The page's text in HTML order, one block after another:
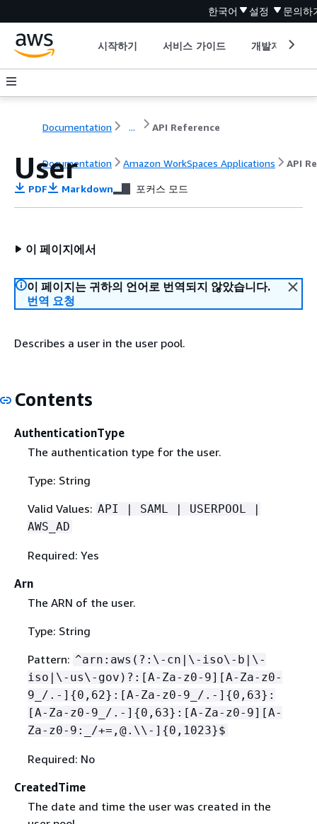
한국어 설정 문의하
시작하기 서비스 가이드 개발자 도구
Documentation ... API Reference
Documentation Amazon WorkSpaces Applications API
User
PDF Markdown 포커스 모드
이 페이지에서
이 페이지는 귀하의 언어로 번역되지 않았습니다.
번역 요청
Describes a user in the user pool.
Contents
AuthenticationType
The authentication type for the user.
Type: String
Valid Values: API | SAML | USERPOOL |
AWS_AD
Required: Yes
Arn
The ARN of the user.
Type: String
Pattern: ^arn:aws(?:\-cn|\-iso\-b|\-
iso|\-us\-gov)?:[A-Za-z0-9][A-Za-z0-
9_/.-] {0,62}:[A-Za-z0-9_/.-] {0,63}:
[A-Za-z0-9_/.-] {0,63}:[A-Za-z0-9][A-
Za-z0-9:_/+=,@.\\-] {0,1023}$
Required: No
CreatedTime
The date and time the user was created in the